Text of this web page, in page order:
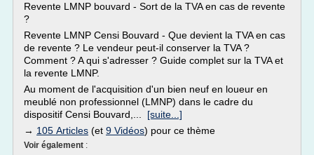
Revente LMNP bouvard - Sort de la TVA en cas de revente
?
Revente LMNP Censi Bouvard - Que devient la TVA en cas
de revente ? Le vendeur peut-il conserver la TVA ?
Comment ? A qui s'adresser ? Guide complet sur la TVA et
la revente LMNP.
Au moment de l'acquisition d'un bien neuf en loueur en
meublé non professionnel (LMNP) dans le cadre du
dispositif Censi Bouvard,... [suite...]
→ 105 Articles (et 9 Vidéos) pour ce thème
Voir également :